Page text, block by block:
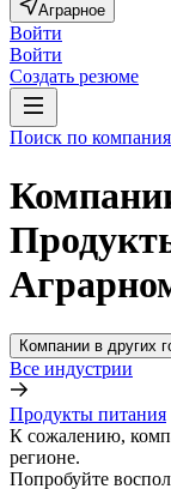
Аграрное
Войти
Войти
Создать резюме
Поиск по
Компании в других
Все индустрии
Продукты питания
К сожалению,
регионе.
Попробуйте